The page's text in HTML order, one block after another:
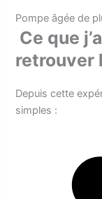
Pompe âgée de
Ce que
retrouver
Depuis cette
simples :